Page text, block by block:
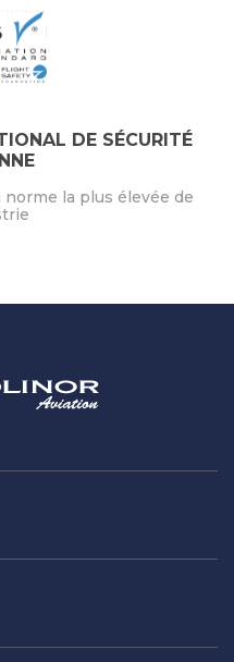
DE SÉCURITÉ
la plus élevée de